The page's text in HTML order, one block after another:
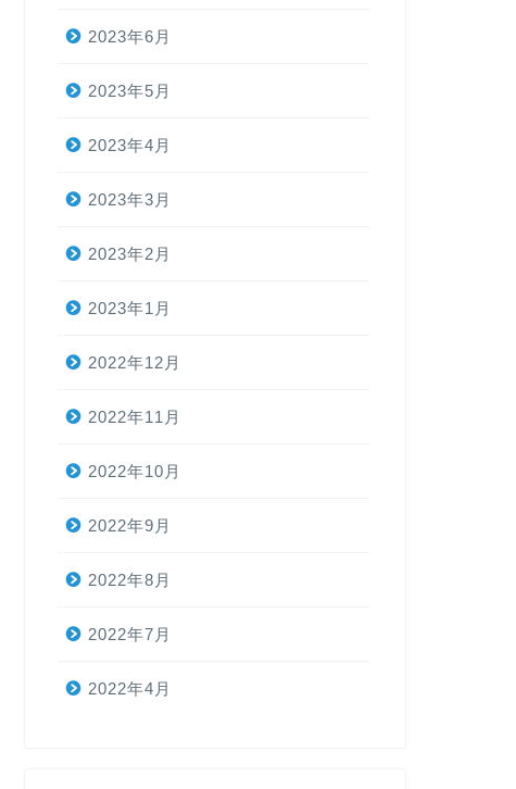
2023年6月
2023年5月
2023年4月
2023年3月
2023年2月
2023年1月
2022年12月
2022年11月
2022年10月
2022年9月
2022年8月
2022年7月
2022年4月